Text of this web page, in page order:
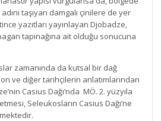
taşıyan damgalı çinilere de yer
yazıtları yayınlayan Djobadze,
tapınağına ait olduğu sonucuna
zamanında da kutsal bir dağ
ve diğer tarihçilerin anlatımlarından
Casius Dağı’nda MÖ. 2. yüzyıla
Seleukosların Casius Dağı’ne